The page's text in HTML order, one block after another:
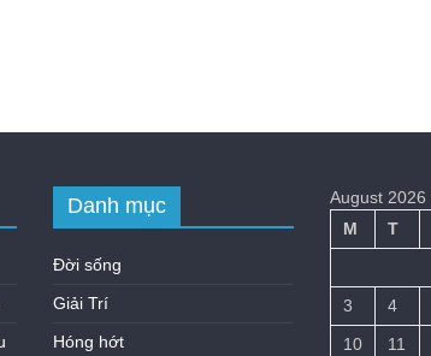
Danh mục
Đời sống
Giải Trí
Hóng hớt
August 2026
M
T
3
4
10
11